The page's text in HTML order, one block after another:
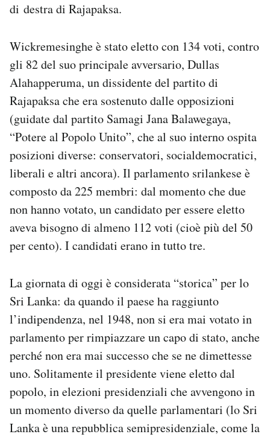
di destra di Rajapaksa.
Wickremesinghe è stato eletto con 134 voti, contro
gli 82 del suo principale avversario, Dullas
Alahapperuma, un dissidente del partito di
Rajapaksa che era sostenuto dalle opposizioni
(guidate dal partito Samagi Jana Balawegaya,
“Potere al Popolo Unito”, che al suo interno ospita
posizioni diverse: conservatori, socialdemocratici,
liberali e altri ancora). Il parlamento srilankese è
composto da 225 membri: dal momento che due
non hanno votato, un candidato per essere eletto
aveva bisogno di almeno 112 voti (cioè più del 50
per cento). I candidati erano in tutto tre.
La giornata di oggi è considerata “storica” per lo
Sri Lanka: da quando il paese ha raggiunto
l’indipendenza, nel 1948, non si era mai votato in
parlamento per rimpiazzare un capo di stato, anche
perché non era mai successo che se ne dimettesse
uno. Solitamente il presidente viene eletto dal
popolo, in elezioni presidenziali che avvengono in
un momento diverso da quelle parlamentari (lo Sri
Lanka è una repubblica semipresidenziale, come la